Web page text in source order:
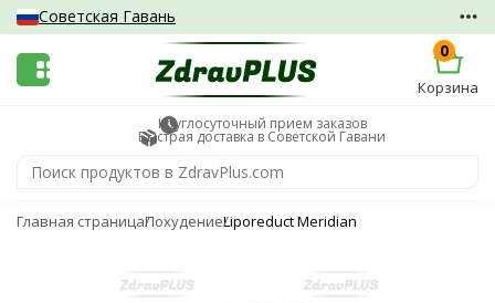
Советская Гавань
0
Корзина
Круглосуточный прием заказов
Быстрая доставка в Советской Гавани
Главная страницаПохудениеLiporeduct Meridian